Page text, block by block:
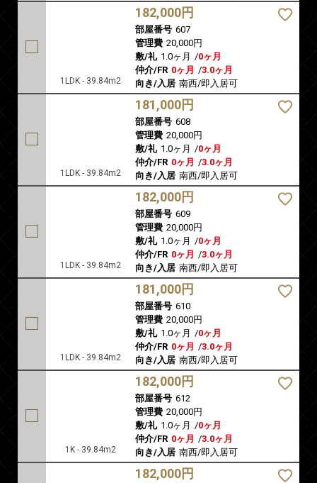
1LDK - 39.84m2
182,000円
部屋番号 607
管理費 20,000円
敷/礼 1.0ヶ月 /0ヶ月
仲介/FR 0ヶ月 /3.0ヶ月
向き/入居 南西/即入居可
1LDK - 39.84m2
181,000円
部屋番号 608
管理費 20,000円
敷/礼 1.0ヶ月 /0ヶ月
仲介/FR 0ヶ月 /3.0ヶ月
向き/入居 南西/即入居可
1LDK - 39.84m2
182,000円
部屋番号 609
管理費 20,000円
敷/礼 1.0ヶ月 /0ヶ月
仲介/FR 0ヶ月 /3.0ヶ月
向き/入居 南西/即入居可
1LDK - 39.84m2
181,000円
部屋番号 610
管理費 20,000円
敷/礼 1.0ヶ月 /0ヶ月
仲介/FR 0ヶ月 /3.0ヶ月
向き/入居 南西/即入居可
1K - 39.84m2
182,000円
部屋番号 612
管理費 20,000円
敷/礼 1.0ヶ月 /0ヶ月
仲介/FR 0ヶ月 /3.0ヶ月
向き/入居 南西/即入居可
182,000円